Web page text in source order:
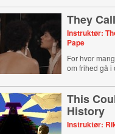
They
Instruktør:
Pape
For hvor
om frihed gå i
This
History
Instruktør: